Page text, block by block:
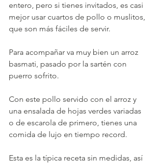
entero, pero si tienes invitados, es casi
mejor usar cuartos de pollo o muslitos,
que son más fáciles de servir.
Para acompañar va muy bien un arroz
basmati, pasado por la sartén con
puerro sofrito.
Con este pollo servido con el arroz y
una ensalada de hojas verdes variadas
o de escarola de primero, tienes una
comida de lujo en tiempo record.
Esta es la típica receta sin medidas, así